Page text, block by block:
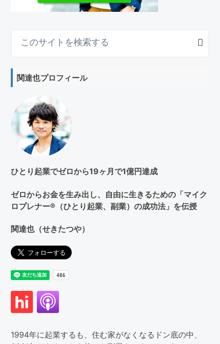
イ
ト
検
る
関達也プロフィール
ひとり起業でゼロから19ヶ月で1億円達成
ゼロからお金を生み出し、自由に生きるための「マイク
ロプレナー®（ひとり起業、副業）の成功法」を伝授
関達也（せきたつや）
1994年に起業するも、住む家がなくなるドン底の中、